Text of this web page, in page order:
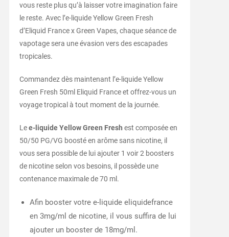
vous reste plus qu’à laisser votre imagination faire
le reste. Avec l’e-liquide Yellow Green Fresh
d’Eliquid France x Green Vapes, chaque séance de
vapotage sera une évasion vers des escapades
tropicales.
Commandez dès maintenant l’e-liquide Yellow
Green Fresh 50ml Eliquid France et offrez-vous un
voyage tropical à tout moment de la journée.
Lee-liquide Yellow Green Fresh est composée en
50/50 PG/VG boosté en arôme sans nicotine, il
vous sera possible de lui ajouter 1 voir 2 boosters
de nicotine selon vos besoins, il possède une
contenance maximale de 70 ml.
Afin booster votre e-liquide eliquidefrance
en 3mg/ml de nicotine, il vous suffira de lui
ajouter un booster de 18mg/ml.